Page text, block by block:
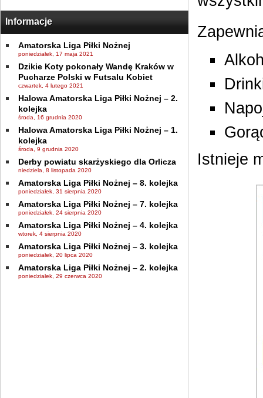
Informacje
Amatorska Liga Piłki Nożnej
poniedziałek, 17 maja 2021
Dzikie Koty pokonały Wandę Kraków w
Pucharze Polski w Futsalu Kobiet
czwartek, 4 lutego 2021
Halowa Amatorska Liga Piłki Nożnej – 2.
kolejka
środa, 16 grudnia 2020
Halowa Amatorska Liga Piłki Nożnej – 1.
kolejka
środa, 9 grudnia 2020
Derby powiatu skarżyskiego dla Orlicza
niedziela, 8 listopada 2020
Amatorska Liga Piłki Nożnej – 8. kolejka
poniedziałek, 31 sierpnia 2020
Amatorska Liga Piłki Nożnej – 7. kolejka
poniedziałek, 24 sierpnia 2020
Amatorska Liga Piłki Nożnej – 4. kolejka
wtorek, 4 sierpnia 2020
Amatorska Liga Piłki Nożnej – 3. kolejka
poniedziałek, 20 lipca 2020
Amatorska Liga Piłki Nożnej – 2. kolejka
poniedziałek, 29 czerwca 2020
Istnieje